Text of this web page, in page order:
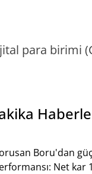
para birimi
Boru'dan
Net kar